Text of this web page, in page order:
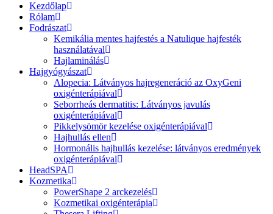
Kezdőlap
Rólam
Fodrászat
Kemikália mentes hajfestés a Natulique hajfesték
használatával
Hajlaminálás
Hajgyógyászat
Alopecia: Látványos hajregeneráció az OxyGeni
oxigénterápiával
Seborrheás dermatitis: Látványos javulás
oxigénterápiával
Pikkelysömör kezelése oxigénterápiával
Hajhullás ellen
Hormonális hajhullás kezelése: látványos eredmények
oxigénterápiával
HeadSPA
Kozmetika
PowerShape 2 arckezelés
Kozmetikai oxigénterápia